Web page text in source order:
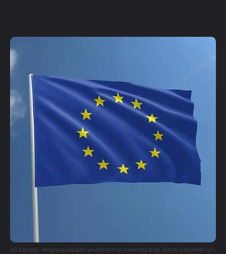
AB bayrağı, Avrupa piyasaları ve ekonomisi hakkında bilgi almak isteyenler için